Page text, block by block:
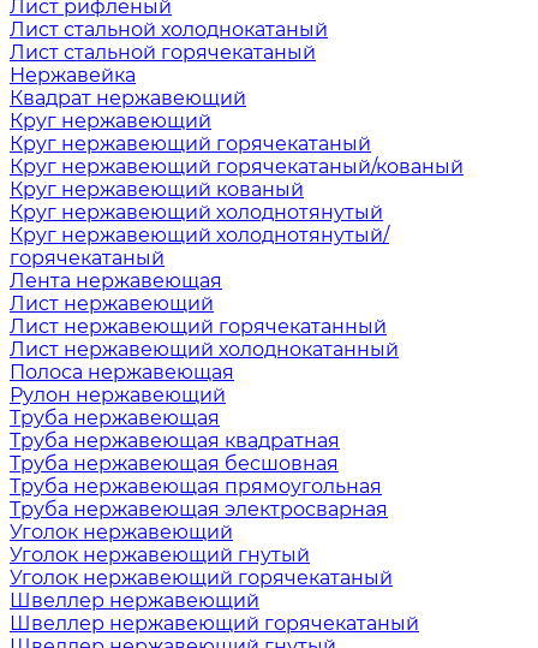
Лист рифленый
Лист стальной холоднокатаный
Лист стальной горячекатаный
Нержавейка
Квадрат нержавеющий
Круг нержавеющий
Круг нержавеющий горячекатаный
Круг нержавеющий горячекатаный/кованый
Круг нержавеющий кованый
Круг нержавеющий холоднотянутый
Круг нержавеющий холоднотянутый/
горячекатаный
Лента нержавеющая
Лист нержавеющий
Лист нержавеющий горячекатанный
Лист нержавеющий холоднокатанный
Полоса нержавеющая
Рулон нержавеющий
Труба нержавеющая
Труба нержавеющая квадратная
Труба нержавеющая бесшовная
Труба нержавеющая прямоугольная
Труба нержавеющая электросварная
Уголок нержавеющий
Уголок нержавеющий гнутый
Уголок нержавеющий горячекатаный
Швеллер нержавеющий
Швеллер нержавеющий горячекатаный